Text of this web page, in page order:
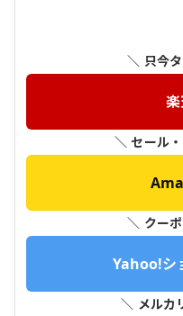
＼ 只今
＼ セール
＼ クー
Yahoo!シ
＼ メルカ